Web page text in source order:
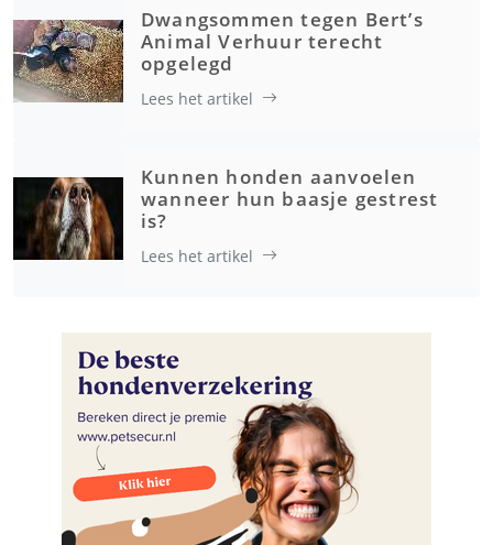
Dwangsommen tegen Bert’s
Animal Verhuur terecht
opgelegd
Lees het artikel
Kunnen honden aanvoelen
wanneer hun baasje gestrest
is?
Lees het artikel